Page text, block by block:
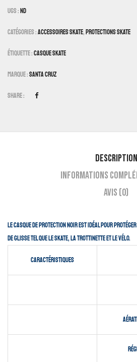
UGS : ND
Catégories :Accessoires Skate, Protections Skate
Étiquette :Casque Skate
Marque :Santa Cruz
Share :
Description
Informations
Avis (0)
Le casque de protection Noir est idéal pour
de glisse tel que le skate, la trottinette et le vélo.
Caractéristiques